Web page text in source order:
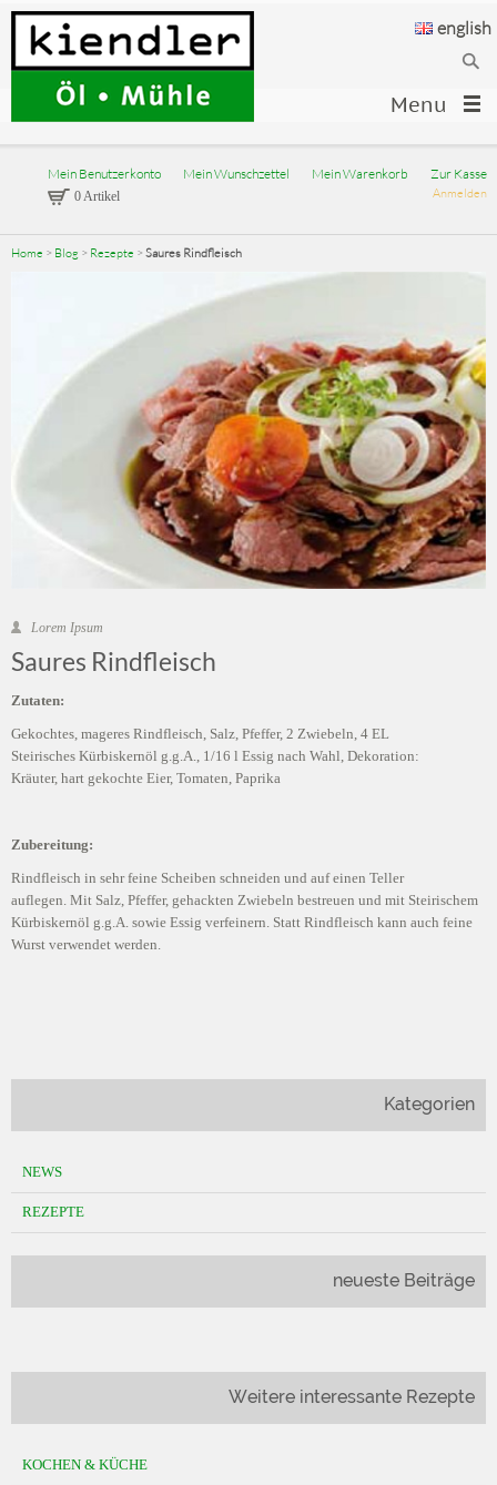
english
Menu
Mein Benutzerkonto Mein Wunschzettel Mein Warenkorb Zur Kasse
Anmelden
0 Artikel
Home > Blog > Rezepte > Saures Rindfleisch
Lorem Ipsum
Saures Rindfleisch
Zutaten:
Gekochtes, mageres Rindfleisch, Salz, Pfeffer, 2 Zwiebeln, 4 EL
Steirisches Kürbiskernöl g.g.A., 1/16 l Essig nach Wahl, Dekoration:
Kräuter, hart gekochte Eier, Tomaten, Paprika
Zubereitung:
Rindfleisch in sehr feine Scheiben schneiden und auf einen Teller
auflegen. Mit Salz, Pfeffer, gehackten Zwiebeln bestreuen und mit Steirischem
Kürbiskernöl g.g.A. sowie Essig verfeinern. Statt Rindfleisch kann auch feine
Wurst verwendet werden.
Kategorien
NEWS
REZEPTE
neueste Beiträge
Weitere interessante Rezepte
KOCHEN & KÜCHE